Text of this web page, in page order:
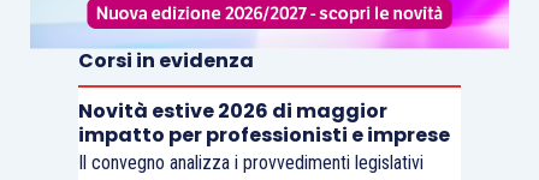
Corsi in evidenza
Novità estive 2026 di maggior
impatto per professionisti e imprese
Il convegno analizza i provvedimenti legislativi